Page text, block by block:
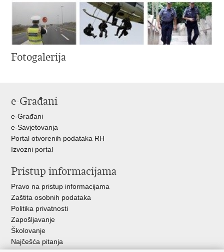
Fotogalerija
e-Građani
e-Građani
e-Savjetovanja
Portal otvorenih podataka RH
Izvozni portal
Pristup informacijama
Pravo na pristup informacijama
Zaštita osobnih podataka
Politika privatnosti
Zapošljavanje
Školovanje
Najčešća pitanja